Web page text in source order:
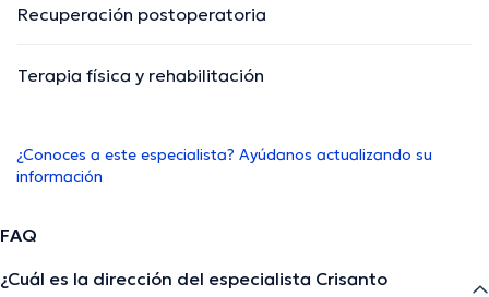
Recuperación postoperatoria
Terapia física y rehabilitación
¿Conoces a este especialista? Ayúdanos actualizando su
información
FAQ
¿Cuál es la dirección del especialista Crisanto